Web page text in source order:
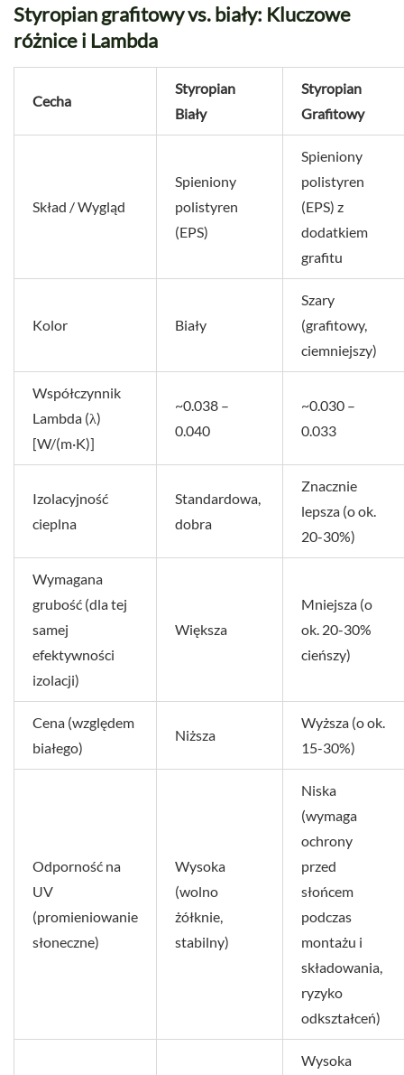
Styropian grafitowy vs. biały: Kluczowe
różnice i Lambda
Cecha
Styropian
Biały
Styropian
Grafitowy
Skład / Wygląd
Spieniony
polistyren
(EPS)
Spieniony
polistyren
(EPS) z
dodatkiem
grafitu
Kolor Biały
Szary
(grafitowy,
ciemniejszy)
Współczynnik
Lambda (λ)
[W/(m·K)]
~0.038 –
0.040
~0.030 –
0.033
Izolacyjność
cieplna
Standardowa,
dobra
Znacznie
lepsza (o ok.
20-30%)
Wymagana
grubość (dla tej
samej
efektywności
izolacji)
Większa
Mniejsza (o
ok. 20-30%
cieńszy)
Cena (względem
białego)
Niższa
Wyższa (o ok.
15-30%)
Odporność na
UV
(promieniowanie
słoneczne)
Wysoka
(wolno
żółknie,
stabilny)
Niska
(wymaga
ochrony
przed
słońcem
podczas
montażu i
składowania,
ryzyko
odkształceń)
Wysoka